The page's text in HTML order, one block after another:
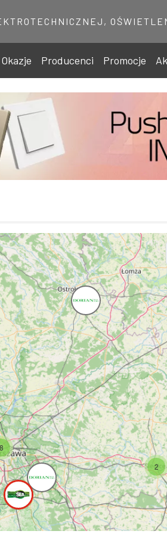
Okazje Producenci Promocje
2
8